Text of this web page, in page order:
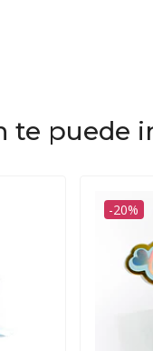
te puede
-20%